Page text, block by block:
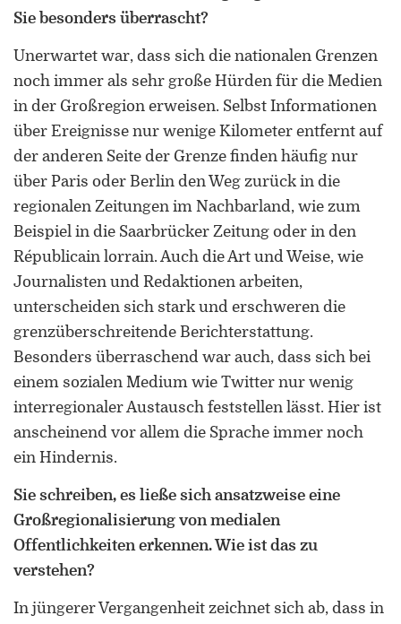
Sie besonders überrascht?
Unerwartet war, dass sich die nationalen Grenzen
noch immer als sehr große Hürden für die Medien
in der Großregion erweisen. Selbst Informationen
über Ereignisse nur wenige Kilometer entfernt auf
der anderen Seite der Grenze finden häufig nur
über Paris oder Berlin den Weg zurück in die
regionalen Zeitungen im Nachbarland, wie zum
Beispiel in die Saarbrücker Zeitung oder in den
Républicain lorrain. Auch die Art und Weise, wie
Journalisten und Redaktionen arbeiten,
unterscheiden sich stark und erschweren die
grenzüberschreitende Berichterstattung.
Besonders überraschend war auch, dass sich bei
einem sozialen Medium wie Twitter nur wenig
interregionaler Austausch feststellen lässt. Hier ist
anscheinend vor allem die Sprache immer noch
ein Hindernis.
Sie schreiben, es ließe sich ansatzweise eine
Großregionalisierung von medialen
Öffentlichkeiten erkennen. Wie ist das zu
verstehen?
In jüngerer Vergangenheit zeichnet sich ab, dass in